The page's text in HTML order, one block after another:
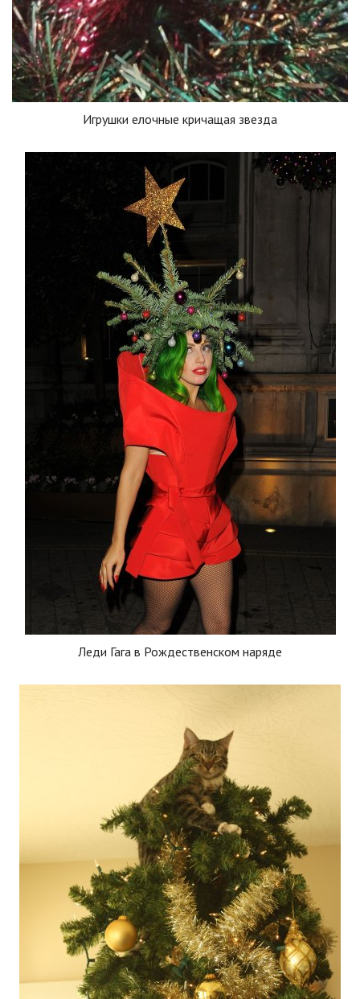
Игрушки елочные кричащая звезда
Леди Гага в Рождественском наряде